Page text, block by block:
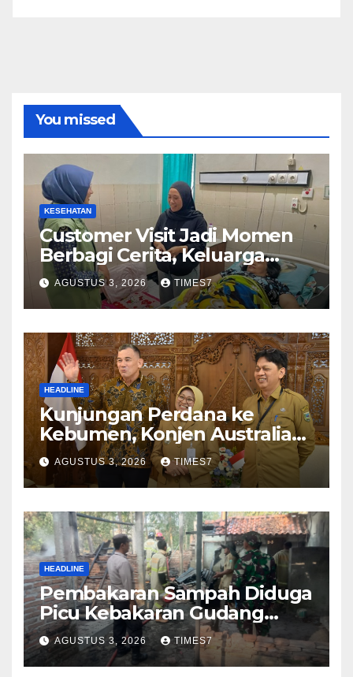
You missed
KESEHATAN
Customer Visit Jadi Momen
Berbagi Cerita, Keluarga
Nurhayati Rasakan Manfaat
NyataProgram JKN
AGUSTUS 3, 2026 TIMES7
HEADLINE
Kunjungan Perdana ke
Kebumen, Konjen Australia
Jajaki Kerja Sama Pariwisata
hingga Pendidikan
AGUSTUS 3, 2026 TIMES7
HEADLINE
Pembakaran Sampah Diduga
Picu Kebakaran Gudang
Furniture di Kebumen
AGUSTUS 3, 2026 TIMES7